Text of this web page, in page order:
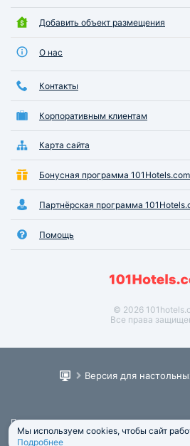
Добавить объект размещения
О нас
Контакты
Корпоративным клиентам
Карта сайта
Бонусная программа 101Hotels.com
Партнёрская программа
Помощь
© 2026
Все права
Версия для
Пользовательское соглашение
Юридическая информация
Мы используем cookies, чтобы сайт
Подробнее